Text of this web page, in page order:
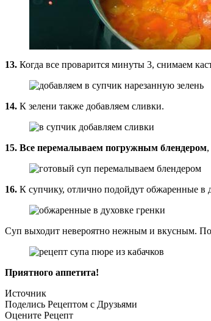
13. Когда все проварится минуты 3, снимаем
14. К зелени также добавляем сливки.
15. Все перемалываем погружным блендером
16. К супчику, отлично подойдут обжаренные в
Суп выходит невероятно нежным и вкусным.
Приятного аппетита!
Источник
Поделись Рецептом с Друзьями
Оцените Рецепт